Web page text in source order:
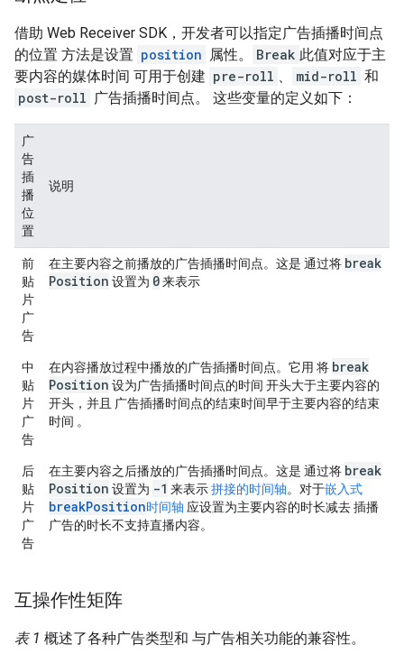
借助 Web Receiver SDK，开发者可以指定广告插播时间点
的位置 方法是设置 position 属性。 Break 此值对应于主
要内容的媒体时间 可用于创建 pre-roll 、 mid-roll 和
post-roll 广告插播时间点。 这些变量的定义如下：
广
告
插
播
位
置
说明
前
贴
片
广
告
在主要内容之前播放的广告插播时间点。这是 通过将 break
Position 设置为 0来表示
中
贴
片
广
告
在内容播放过程中播放的广告插播时间点。它用 将 break
Position 设为广告插播时间点的时间 开头大于主要内容的
开头，并且 广告插播时间点的结束时间早于主要内容的结束
时间 。
后
贴
片
广
告
在主要内容之后播放的广告插播时间点。这是 通过将 break
Position 设置为 -1 来表示拼接的时间轴。对于嵌入式
breakPosition时间轴 应设置为主要内容的时长减去 插播
广告的时长不支持直播内容。
互操作性矩阵
表 1 概述了各种广告类型和 与广告相关功能的兼容性。